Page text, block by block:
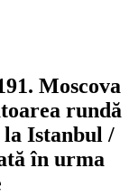
Moscova
rundă
la Istanbul /
în urma